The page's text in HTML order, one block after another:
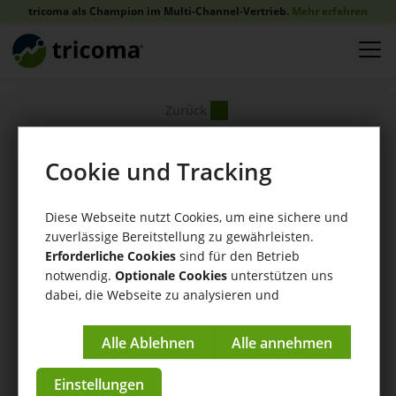
tricoma als Champion im Multi-Channel-Vertrieb. Mehr erfahren
Cookie und Tracking
Diese Webseite nutzt Cookies, um eine sichere und
zuverlässige Bereitstellung zu gewährleisten.
Erforderliche Cookies sind für den Betrieb
notwendig. Optionale Cookies unterstützen uns
dabei, die Webseite zu analysieren und
Impressum| Datenschutzerklärung
Einstellungen